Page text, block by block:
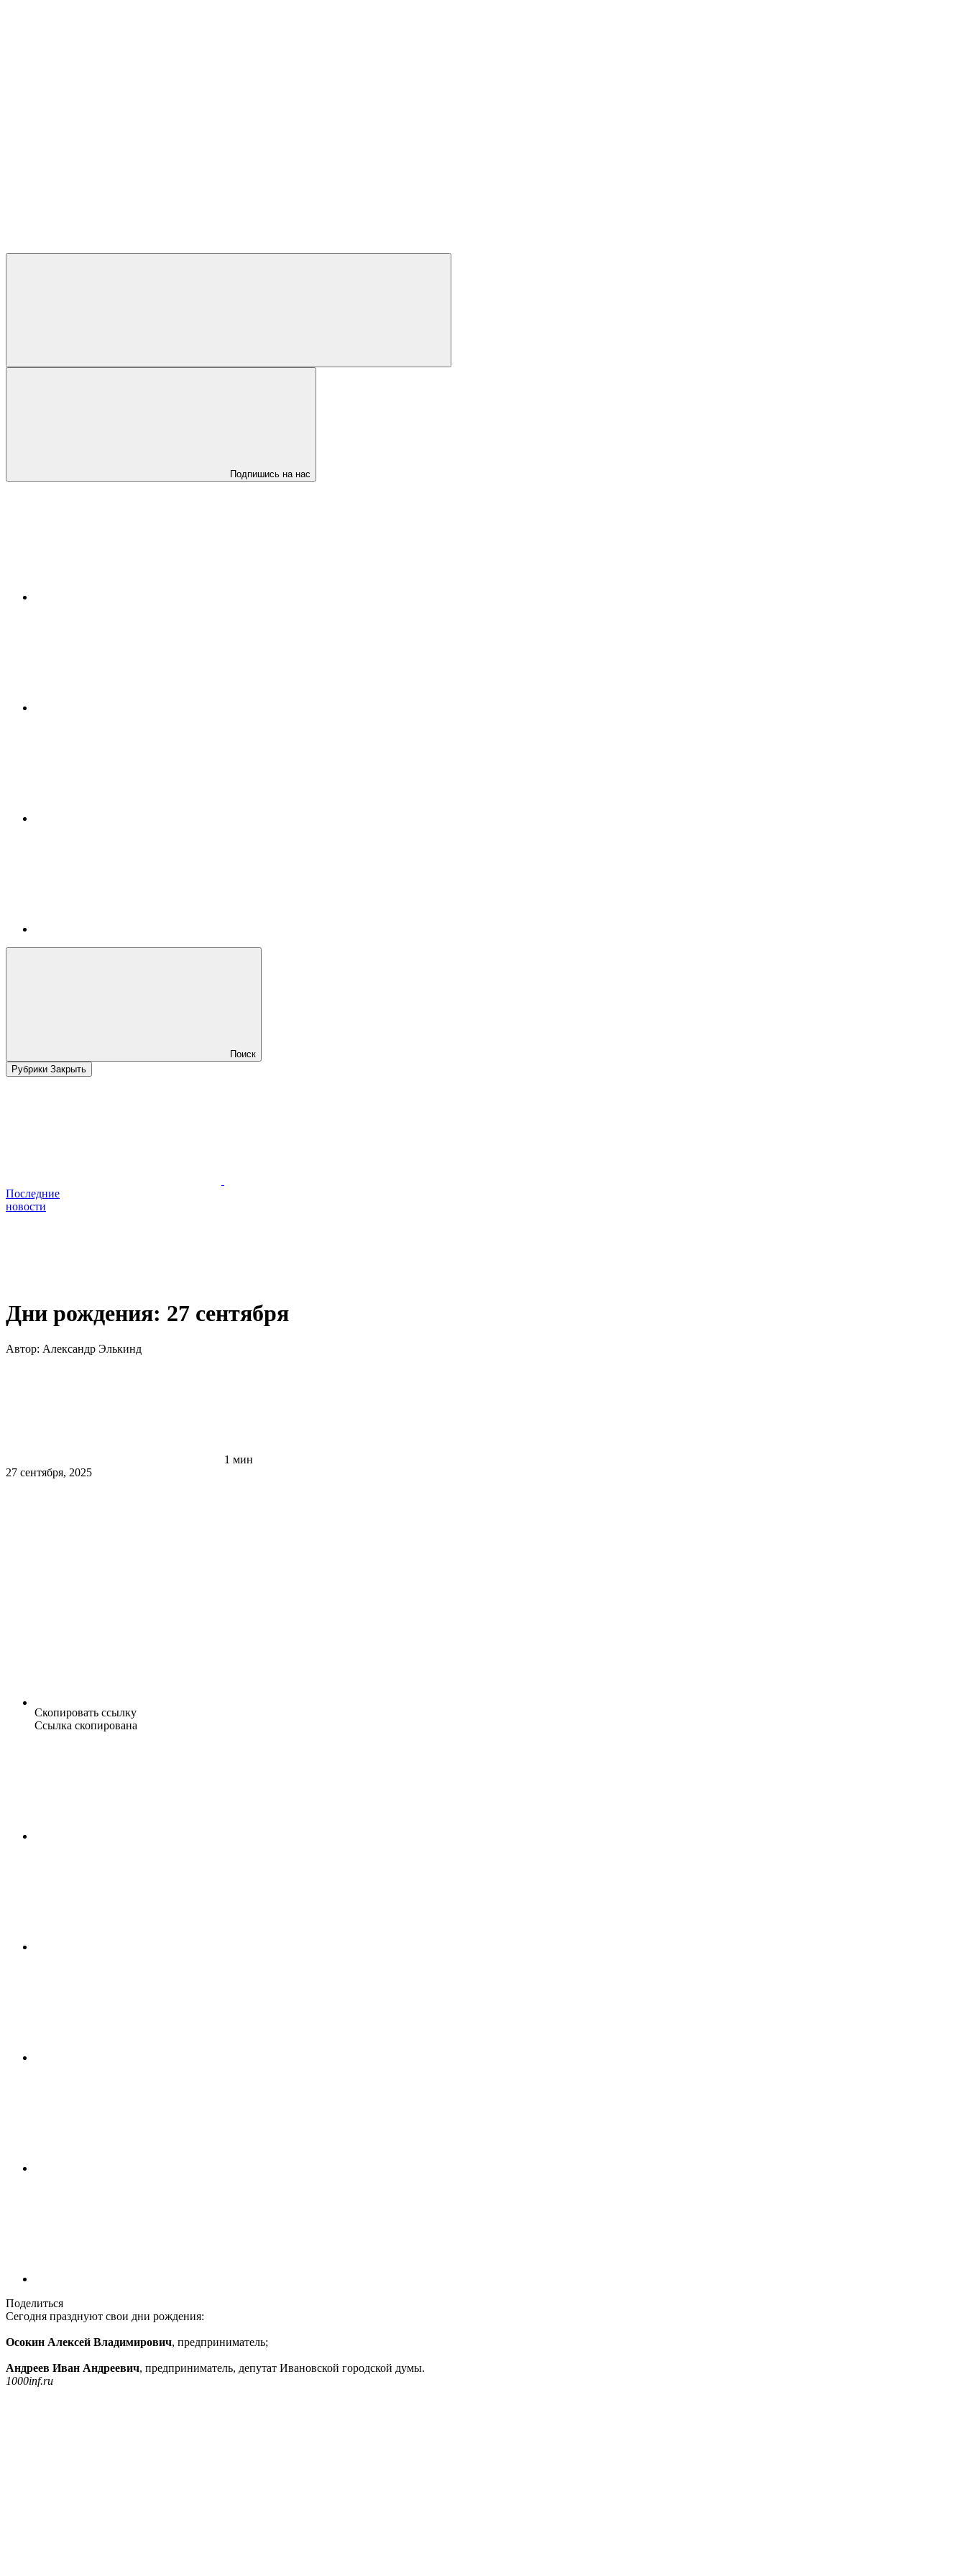
Подпишись на нас
Поиск
Рубрики Закрыть
Последние
новости
Дни рождения: 27 сентября
Автор: Александр Элькинд
1 мин
27 сентября, 2025
Скопировать ссылку
Ссылка скопирована
Поделиться
Сегодня празднуют свои дни рождения:
Осокин Алексей Владимирович, предприниматель;
Андреев Иван Андреевич, предприниматель, депутат Ивановской городской думы.
1000inf.ru